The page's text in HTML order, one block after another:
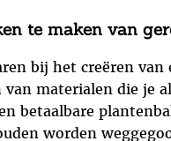
te maken van
bij het creëren
materialen die je
betaalbare
worden